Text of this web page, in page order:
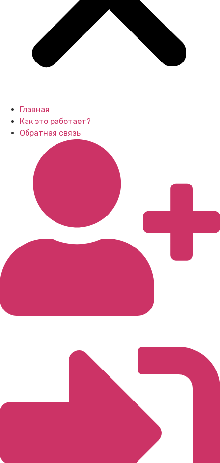
Главная
Как это работает?
Обратная связь